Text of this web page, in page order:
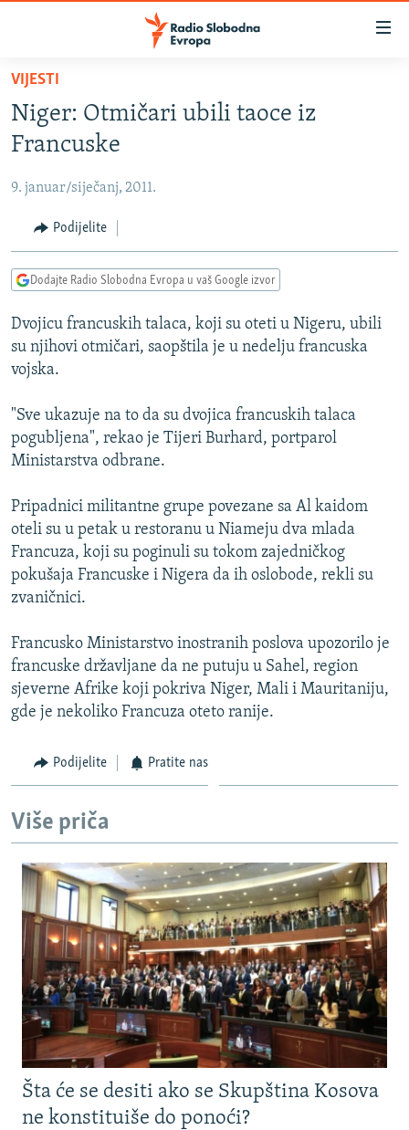
Pređite
glavni
sadržaj
na
navigaciju
Pređite
na
BOSNA I HERCEGOVINA
KOSOVO
CRNA GORA
VIDEO
FOTOGALERIJE
INFOGRAFIKE
PODCASTI
RAT U UKRAJINI
KINA NA BALKANU
ISPRIČAJ MI
DNEVNO@RSE
VIŠE OD NASLOVA
GENOCID U SREBRENICI
POPLAVE I KLIZIŠTA U BIH 2024.
POST SCRIPTUM
MOJA EVROPA
TRI DECENIJE OD RATA U BIH
SVE KARTE DEJTONA
NASTANAK I RASPAD JUGOSLAVIJE
PRATITE NAS
VIJESTI
Niger: Otmičari ubili taoce iz
Francuske
9. januar/siječanj, 2011.
Podijelite
Dodajte Radio Slobodna Evropa u vaš Google izvor
Dvojicu francuskih talaca, koji su oteti u Nigeru, ubili
su njihovi otmičari, saopštila je u nedelju francuska
vojska.
"Sve ukazuje na to da su dvojica francuskih talaca
pogubljena", rekao je Tijeri Burhard, portparol
Ministarstva odbrane.
Pripadnici militantne grupe povezane sa Al kaidom
oteli su u petak u restoranu u Niameju dva mlada
Francuza, koji su poginuli su tokom zajedničkog
pokušaja Francuske i Nigera da ih oslobode, rekli su
zvaničnici.
Francusko Ministarstvo inostranih poslova upozorilo je
francuske državljane da ne putuju u Sahel, region
sjeverne Afrike koji pokriva Niger, Mali i Mauritaniju,
gde je nekoliko Francuza oteto ranije.
Podijelite Pratite nas
Više priča
Šta će se desiti ako se Skupština Kosova
ne konstituiše do ponoći?